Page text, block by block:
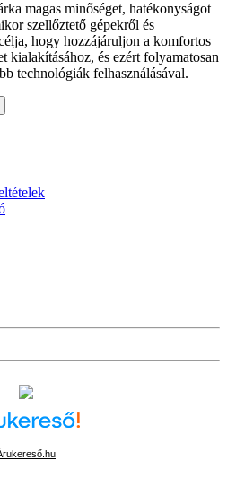
magas minőséget, hatékonyságot
szellőztető gépekről és
hogy hozzájáruljon a komfortos
kialakításához, és ezért folyamatosan
technológiák felhasználásával.